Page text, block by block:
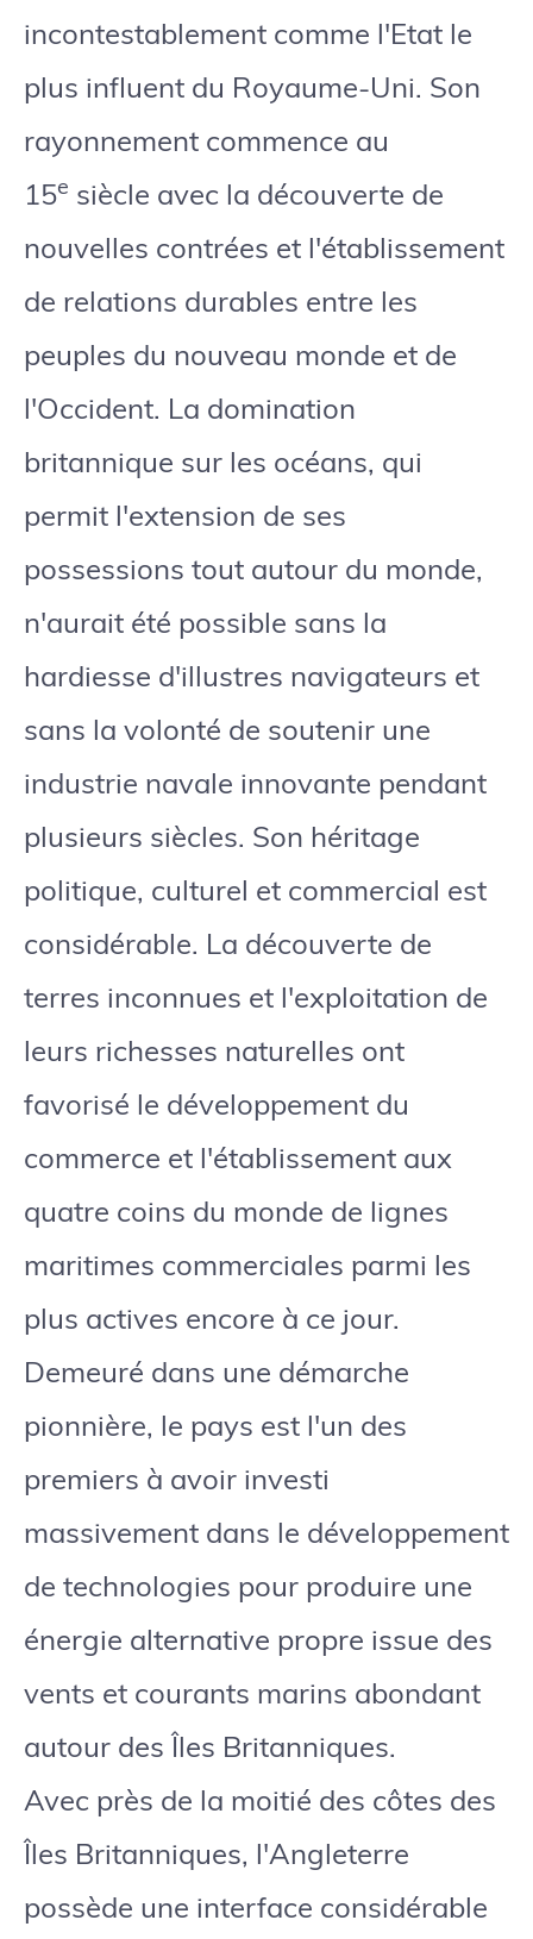
incontestablement comme l'Etat le
plus influent du Royaume-Uni. Son
rayonnement commence au
15e siècle avec la découverte de
nouvelles contrées et l'établissement
de relations durables entre les
peuples du nouveau monde et de
l'Occident. La domination
britannique sur les océans, qui
permit l'extension de ses
possessions tout autour du monde,
n'aurait été possible sans la
hardiesse d'illustres navigateurs et
sans la volonté de soutenir une
industrie navale innovante pendant
plusieurs siècles. Son héritage
politique, culturel et commercial est
considérable. La découverte de
terres inconnues et l'exploitation de
leurs richesses naturelles ont
favorisé le développement du
commerce et l'établissement aux
quatre coins du monde de lignes
maritimes commerciales parmi les
plus actives encore à ce jour.
Demeuré dans une démarche
pionnière, le pays est l'un des
premiers à avoir investi
massivement dans le développement
de technologies pour produire une
énergie alternative propre issue des
vents et courants marins abondant
autour des Îles Britanniques.
Avec près de la moitié des côtes des
Îles Britanniques, l'Angleterre
possède une interface considérable